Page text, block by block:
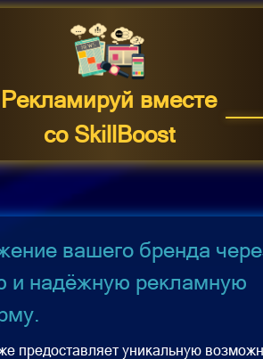
Рекламируй вместе
со SkillBoost
вашего бренда
и надёжную рекламную
предоставляет уникальную